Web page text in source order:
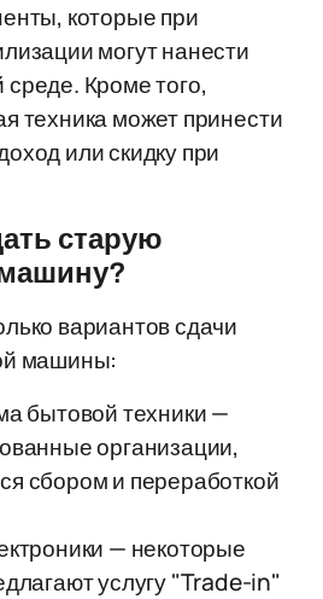
которые при
могут нанести
Кроме того,
техника может принести
или скидку при
старую
вариантов сдачи
машины:
бытовой техники —
организации,
сбором и переработкой
— некоторые
услугу "Trade-in"